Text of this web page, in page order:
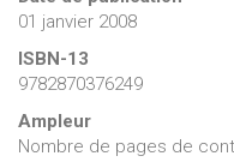
01 janvier 2008
ISBN-13
9782870376249
Ampleur
Nombre de pages de